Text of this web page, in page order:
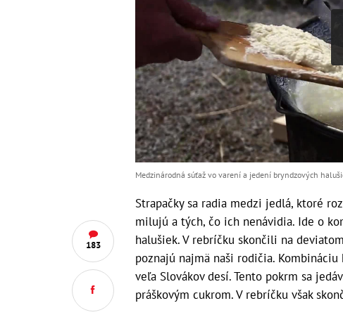
183
Medzinárodná súťaž vo varení a jedení bryndzových
Strapačky sa radia medzi jedlá, ktoré
milujú a tých, čo ich nenávidia. Ide o
halušiek. V rebríčku skončili na
poznajú najmä naši rodičia.
veľa Slovákov desí. Tento pokrm sa
práškovým cukrom. V rebríčku však